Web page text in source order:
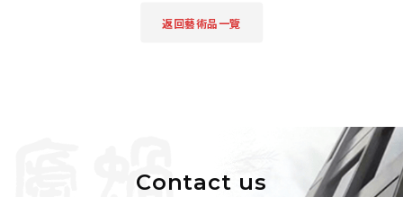
返回藝術品一覽
Contact us